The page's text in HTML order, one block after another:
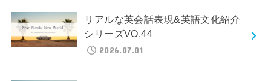
リアルな英会話表現&英語文化紹介
シリーズVO.44
2026.07.01